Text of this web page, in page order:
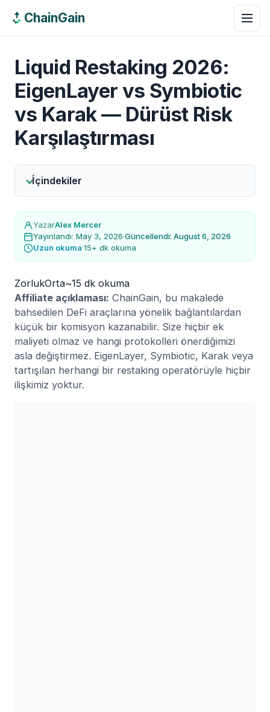
ChainGain
Liquid Restaking 2026:
EigenLayer vs Symbiotic
vs Karak — Dürüst Risk
Karşılaştırması
İçindekiler
YazarAlex Mercer
Yayınlandı: May 3, 2026·Güncellendi: August 6, 2026
Uzun okuma·15+ dk okuma
ZorlukOrta~15 dk okuma
Affiliate açıklaması: ChainGain, bu makalede
bahsedilen DeFi araçlarına yönelik bağlantılardan
küçük bir komisyon kazanabilir. Size hiçbir ek
maliyeti olmaz ve hangi protokolleri önerdiğimizi
asla değiştirmez. EigenLayer, Symbiotic, Karak veya
tartışılan herhangi bir restaking operatörüyle hiçbir
ilişkimiz yoktur.